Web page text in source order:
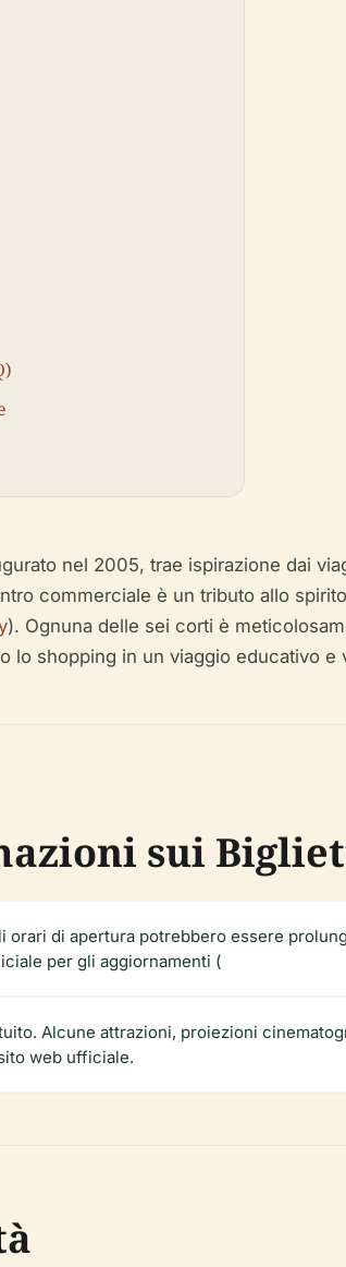
nel 2005, trae ispirazione dai
commerciale è un tributo allo
). Ognuna delle sei corti è
lo shopping in un viaggio educativo e
sui
orari di apertura potrebbero essere
per gli aggiornamenti (
Alcune attrazioni, proiezioni
web ufficiale.